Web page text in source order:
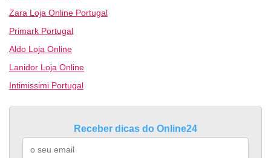
Zara Loja Online Portugal
Primark Portugal
Aldo Loja Online
Lanidor Loja Online
Intimissimi Portugal
Receber dicas do Online24